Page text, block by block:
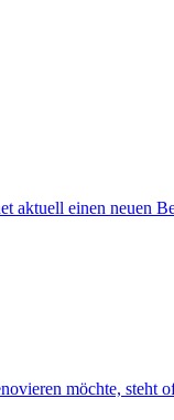
aktuell einen neuen
möchte, steht